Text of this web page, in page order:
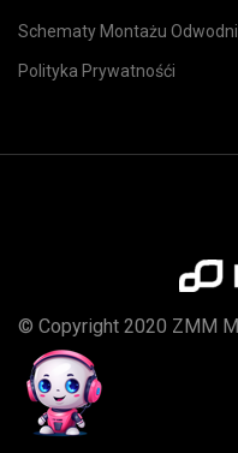
Schematy Montażu
Polityka Prywatnośći
© Copyright 2020 ZMM